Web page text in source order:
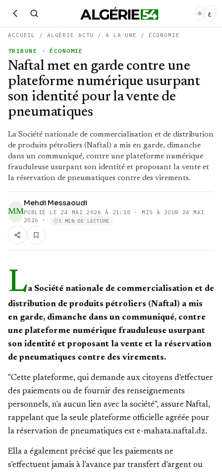
ع
ACCUEIL / ALGÉRIE ACTU /A LA UNE / ÉCONOMIE
TRIBUNE · ÉCONOMIE
Naftal met en garde contre une
plateforme numérique usurpant
son identité pour la vente de
pneumatiques
La Société nationale de commercialisation et de distribution
de produits pétroliers (Naftal) a mis en garde, dimanche
dans un communiqué, contre une plateforme numérique
frauduleuse usurpant son identité et proposant la vente et
la réservation de pneumatiques contre des virements.
MM
Mehdi Messaoudi
PUBLIÉ LE 24 MAI 2026 À 21:18
· MIS À JOUR 24 MAI
2026
· 1 MIN DE LECTURE
La Société nationale de commercialisation et de
distribution de produits pétroliers (Naftal) a mis
en garde, dimanche dans un communiqué, contre
une plateforme numérique frauduleuse usurpant
son identité et proposant la vente et la réservation
de pneumatiques contre des virements.
"Cette plateforme, qui demande aux citoyens d'effectuer
des paiements ou de fournir des renseignements
personnels, n'a aucun lien avec la société", assure Naftal,
rappelant que la seule plateforme officielle agréée pour
la réservation de pneumatiques est e-mahata.naftal.dz.
Ella a également précisé que les paiements ne
s'effectuent jamais à l'avance par transfert d'argent ou